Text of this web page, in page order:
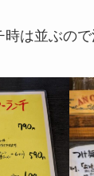
は並ぶので